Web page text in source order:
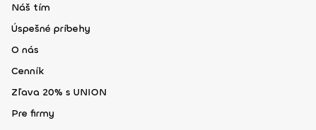
Náš tím
Úspešné príbehy
O nás
Cenník
Zľava 20% s UNION
Pre firmy